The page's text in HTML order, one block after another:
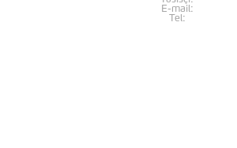
E-mail:
Tel: